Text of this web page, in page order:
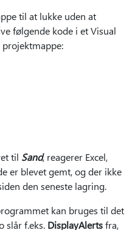
til at lukke uden at
følgende kode i et Visual
til Sand, reagerer Excel,
er blevet gemt, og der ikke
den seneste lagring.
kan bruges til det
slår f.eks. DisplayAlertsfra,